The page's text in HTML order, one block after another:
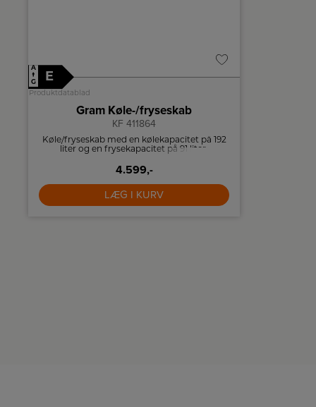
A
↑
G
E
Produktdatablad
Gram Køle-/fryseskab
KF 411864
Køle/fryseskab med en kølekapacitet på 192
liter og en frysekapacitet på 91 liter.
4.599,-
LÆG I KURV